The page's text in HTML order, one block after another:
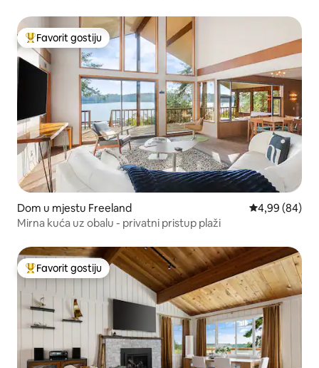
Glavni favorit gostiju
Favorit gostiju
Dom u mjestu Freeland Prosječna
4,99 (84)
Mirna kuća uz obalu - privatni pristup plaži
Glavni favorit gostiju
Favorit gostiju